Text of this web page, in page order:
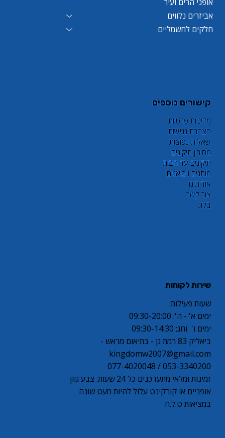
שירות לקוחות
שעות פעילות:
ימים א' - ה': 09:30-20:00
ימים ו' וחג: 09:30-14:30
ביאליק 83 רמת גן - בתיאום מראש -
kingdomw2007@gmail.com
053-3340200 / 077-4020048
זמינות ומלאי מתעדכנים כל 24 שעות. צבע גוון
אופניים או קורקינט עלול להיות מעט שונה
במציאות ט.ל.ח
קישורים נוספים
מדיניות פרטיות
הצהרת נגישות
שאלות נפוצות
מחירון תיקונים
תיקונים עד הבית
מותגים ויבואנים
אודותינו
צור קשר
בלוג
אופני הרים ועיר
אביזרים נלווים
חלקים לחשמליים